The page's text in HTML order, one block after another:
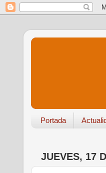
Portada
JUEVES, 17